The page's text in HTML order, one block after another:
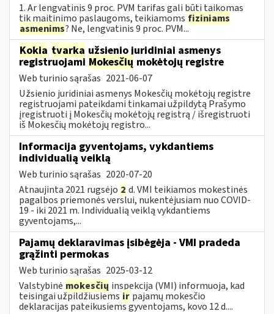
1. Ar lengvatinis 9 proc. PVM tarifas gali būti taikomas
tik maitinimo paslaugoms, teikiamoms fiziniams
asmenims? Ne, lengvatinis 9 proc. PVM...
Kokia tvarka užsienio juridiniai asmenys
registruojami Mokesčių mokėtojų registre
Web turinio sąrašas 2021-06-07
Užsienio juridiniai asmenys Mokesčių mokėtojų registre
registruojami pateikdami tinkamai užpildytą Prašymo
įregistruoti į Mokesčių mokėtojų registrą / išregistruoti
iš Mokesčių mokėtojų registro...
Informacija gyventojams, vykdantiems
individualią veiklą
Web turinio sąrašas 2020-07-20
Atnaujinta 2021 rugsėjo 2 d. VMI teikiamos mokestinės
pagalbos priemonės verslui, nukentėjusiam nuo COVID-
19 - iki 2021 m. Individualią veiklą vykdantiems
gyventojams,...
Pajamų deklaravimas įsibėgėja - VMI pradeda
grąžinti permokas
Web turinio sąrašas 2025-03-12
Valstybinė mokesčių inspekcija (VMI) informuoja, kad
teisingai užpildžiusiems ir pajamų mokesčio
deklaracijas pateikusiems gyventojams, kovo 12 d....